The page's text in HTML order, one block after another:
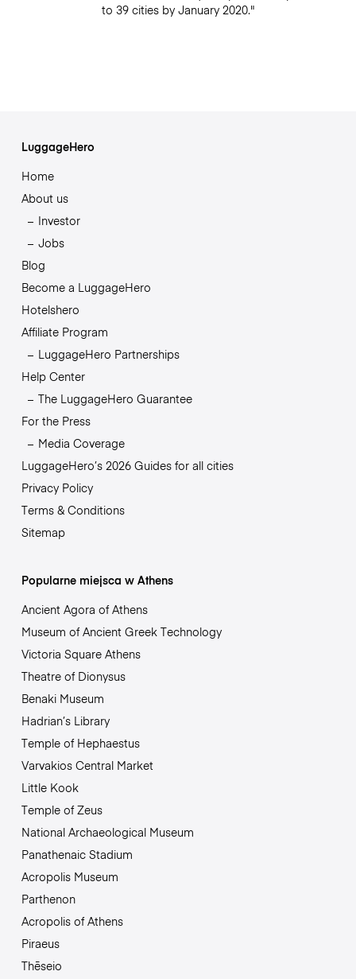
to 39 cities by January 2020."
LuggageHero
Home
About us
Investor
Jobs
Blog
Become a LuggageHero
Hotelshero
Affiliate Program
LuggageHero Partnerships
Help Center
The LuggageHero Guarantee
For the Press
Media Coverage
LuggageHero’s 2026 Guides for all cities
Privacy Policy
Terms & Conditions
Sitemap
Popularne miejsca w Athens
Ancient Agora of Athens
Museum of Ancient Greek Technology
Victoria Square Athens
Theatre of Dionysus
Benaki Museum
Hadrian’s Library
Temple of Hephaestus
Varvakios Central Market
Little Kook
Temple of Zeus
National Archaeological Museum
Panathenaic Stadium
Acropolis Museum
Parthenon
Acropolis of Athens
Piraeus
Thēseio